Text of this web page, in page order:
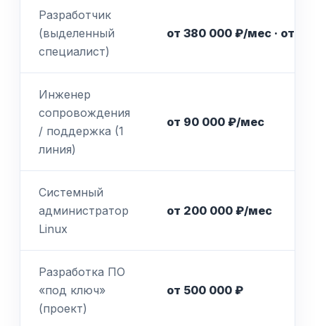
Разработчик
(выделенный
специалист)
от 380 000 ₽/мес · от 2
Инженер
сопровождения
/ поддержка (1
линия)
от 90 000 ₽/мес
Системный
администратор
Linux
от 200 000 ₽/мес
Разработка ПО
«под ключ»
(проект)
от 500 000 ₽